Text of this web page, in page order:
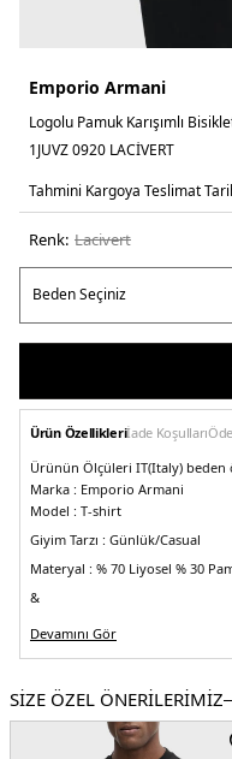
Emporio Armani
Logolu Pamuk Karışımlı
1JUVZ 0920 LACİVERT
Tahmini Kargoya Teslimat
Renk: laci̇vert
Ürün Özellikleriİade Koşulları
Ürünün Ölçüleri IT(Italy) beden
Marka : Emporio Armani
Model : T-shirt
Giyim Tarzı : Günlük/Casual
Materyal : % 70 Liyosel % 30
&
Yaka Bilgisi :
&
Kalıp Bilgisi :Regular Fit
Devamını Gör
SİZE ÖZEL ÖNERİLERİMİZ